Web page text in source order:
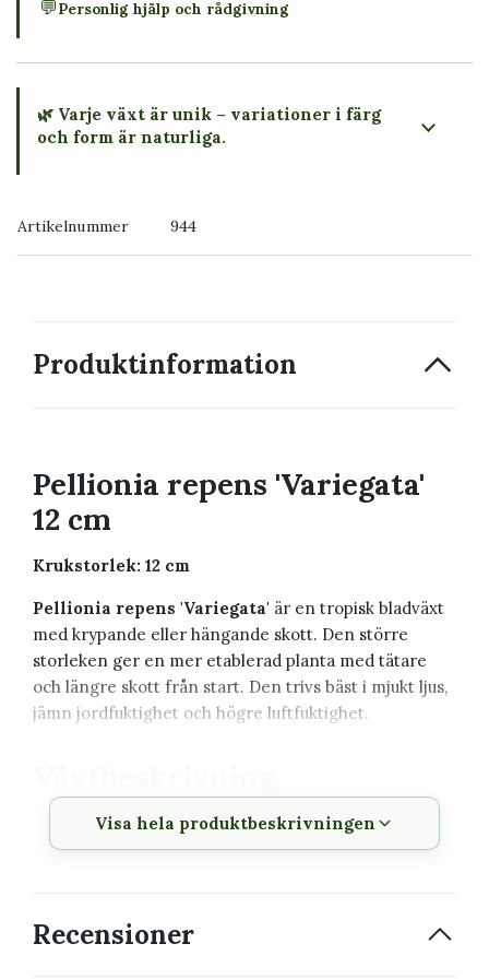
💬Personlig hjälp och rådgivning
🌿 Varje växt är unik – variationer i färg
och form är naturliga.
Artikelnummer 944
Produktinformation
Pellionia repens 'Variegata'
12 cm
Krukstorlek: 12 cm
Pellionia repens 'Variegata' är en tropisk bladväxt
med krypande eller hängande skott. Den större
storleken ger en mer etablerad planta med tätare
och längre skott från start. Den trivs bäst i mjukt ljus,
jämn jordfuktighet och högre luftfuktighet.
Vetenskapligt
namn
Pellionia repens 'Variegata'
Växtfamilj
Visa hela produktbeskrivningen
Recensioner